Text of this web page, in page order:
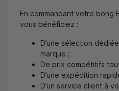
En commandant votre bong
vous bénéficiez :
D’une sélection
marque ;
De prix compétitifs
D’une expédition
D’un service client à